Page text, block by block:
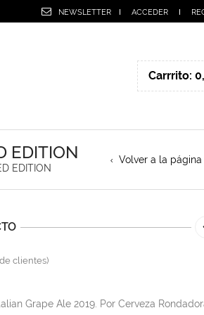
NEWSLETTER ACCEDER
Carrrito:
EDITION
EDITION
Volver a la
clientes)
Grape Ale 2019. Por Cerveza